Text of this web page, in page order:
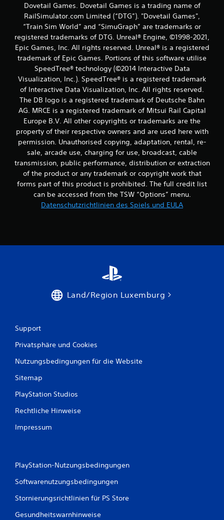
B
e
w
e
r
t
u
n
g
e
n
Dovetail Games. Dovetail Games is a trading name of
RailSimulator.com Limited (“DTG”). "Dovetail Games",
“Train Sim World” and “SimuGraph” are trademarks or
registered trademarks of DTG. Unreal® Engine, ©1998-2021,
Epic Games, Inc. All rights reserved. Unreal® is a registered
trademark of Epic Games. Portions of this software utilise
SpeedTree® technology (©2014 Interactive Data
Visualization, Inc.). SpeedTree® is a registered trademark
of Interactive Data Visualization, Inc. All rights reserved.
The DB logo is a registered trademark of Deutsche Bahn
AG. MRCE is a registered trademark of Mitsui Rail Capital
Europe B.V. All other copyrights or trademarks are the
property of their respective owners and are used here with
permission. Unauthorised copying, adaptation, rental, re-
sale, arcade use, charging for use, broadcast, cable
transmission, public performance, distribution or extraction
of the product or any trademark or copyright work that
forms part of this product is prohibited. The full credit list
can be accessed from the TSW “Options” menu.
Datenschutzrichtlinien des Spiels und EULA
Land/Region Luxemburg
Support
Privatsphäre und Cookies
Nutzungsbedingungen für die Website
Sitemap
PlayStation Studios
Rechtliche Hinweise
Impressum
PlayStation-Nutzungsbedingungen
Softwarenutzungsbedingungen
Stornierungsrichtlinien für PS Store
Gesundheitswarnhinweise